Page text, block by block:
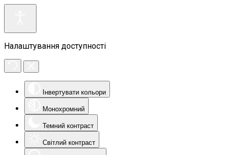
Налаштування доступності
Інвертувати кольори
Монохромний
Темний контраст
Світлий контраст